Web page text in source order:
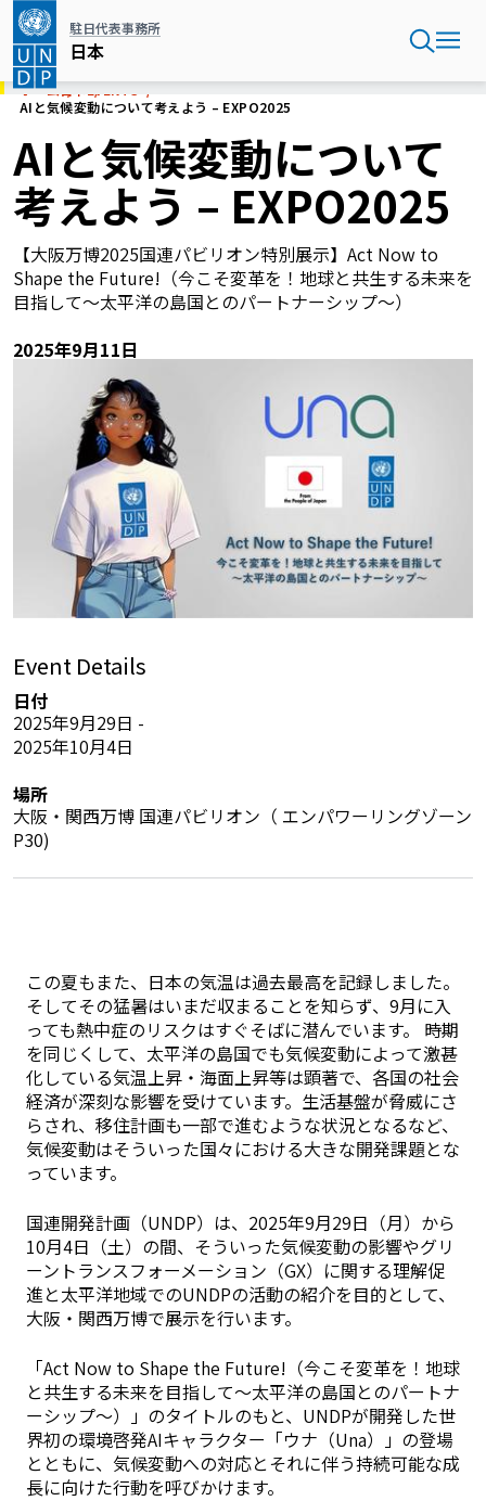
ン
コ
ツ
に
駐日代表事務所
日本
ホーム
AIと気候変動について考えよう – EXPO2025
AIと気候変動について
考えよう – EXPO2025
【大阪万博2025国連パビリオン特別展示】Act Now to
Shape the Future!（今こそ変革を！地球と共生する未来を
目指して〜太平洋の島国とのパートナーシップ〜）
2025年9月11日
Event Details
日付
2025年9月29日 -
2025年10月4日
場所
大阪・関西万博 国連パビリオン（ エンパワーリングゾーン
P30)
この夏もまた、日本の気温は過去最高を記録しました。
そしてその猛暑はいまだ収まることを知らず、9月に入
っても熱中症のリスクはすぐそばに潜んでいます。 時期
を同じくして、太平洋の島国でも気候変動によって激甚
化している気温上昇・海面上昇等は顕著で、各国の社会
経済が深刻な影響を受けています。生活基盤が脅威にさ
らされ、移住計画も一部で進むような状況となるなど、
気候変動はそういった国々における大きな開発課題とな
っています。
国連開発計画（UNDP）は、2025年9月29日（月）から
10月4日（土）の間、そういった気候変動の影響やグリ
ーントランスフォーメーション（GX）に関する理解促
進と太平洋地域でのUNDPの活動の紹介を目的として、
大阪・関西万博で展示を行います。
「Act Now to Shape the Future!（今こそ変革を！地球
と共生する未来を目指して〜太平洋の島国とのパートナ
ーシップ〜）」のタイトルのもと、UNDPが開発した世
界初の環境啓発AIキャラクター「ウナ（Una）」の登場
とともに、気候変動への対応とそれに伴う持続可能な成
長に向けた行動を呼びかけます。